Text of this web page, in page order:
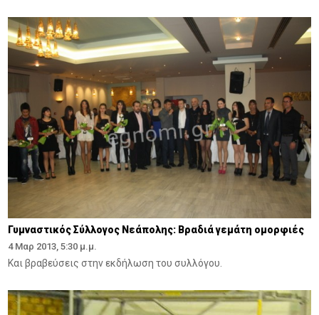
Γυμναστικός Σύλλογος Νεάπολης: Βραδιά γεμάτη ομορφιές
4 Μαρ 2013, 5:30 μ.μ.
Και βραβεύσεις στην εκδήλωση του συλλόγου.